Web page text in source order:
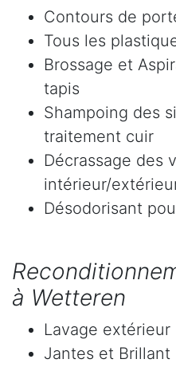
Contours de
Tous les
Brossage et
tapis
Shampoing des
traitement cuir
Décrassage des
intérieur/
Désodorisant
à Wetteren
Lavage extérieur
Jantes et Brillant